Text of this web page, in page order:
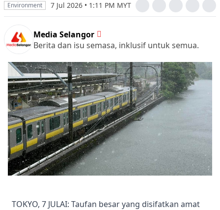
Environment 7 Jul 2026 • 1:11 PM MYT
Media Selangor
Berita dan isu semasa, inklusif untuk semua.
TOKYO, 7 JULAI: Taufan besar yang disifatkan amat